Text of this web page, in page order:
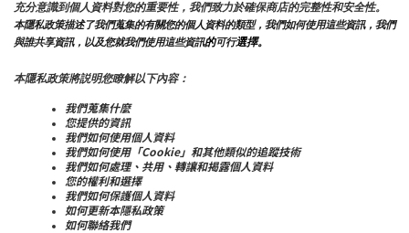
充分意識到個人資料對您的重要性，我們致力於確保商店的完整性和安全性。
本隱私政策描述了我們蒐集的有關您的個人資料的類型，我們如何使用這些資訊，我們
與誰共享資訊，以及您就我們使用這些資訊的可行選擇。
本隱私政策將説明您瞭解以下內容：
我們蒐集什麼
您提供的資訊
我們如何使用個人資料
我們如何使用「Cookie」和其他類似的追蹤技術
我們如何處理、共用、轉讓和揭露個人資料
您的權利和選擇
我們如何保護個人資料
如何更新本隱私政策
如何聯絡我們